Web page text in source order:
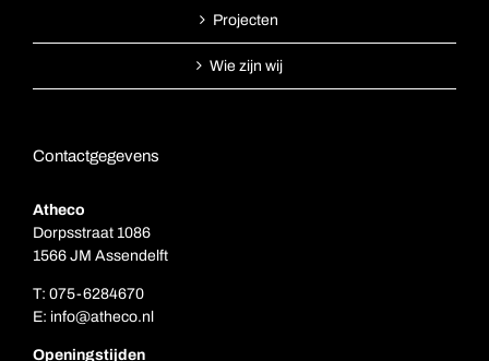
Projecten
Wie zijn wij
Contactgegevens
Atheco
Dorpsstraat 1086
1566 JM Assendelft
T: 075-6284670
E: info@atheco.nl
Openingstijden